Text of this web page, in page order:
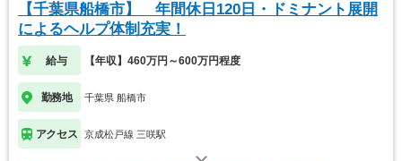
【千葉県船橋市】 年間休日120日・ドミナント展開
によるヘルプ体制充実！
給与 【年収】460万円～600万円程度
勤務地 千葉県 船橋市
アクセス 京成松戸線 三咲駅